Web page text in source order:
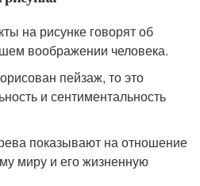
на рисунке говорят об
воображении человека.
пейзаж, то это
и сентиментальность
показывают на отношение
миру и его жизненную